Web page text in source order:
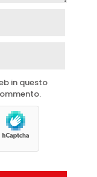
in questo